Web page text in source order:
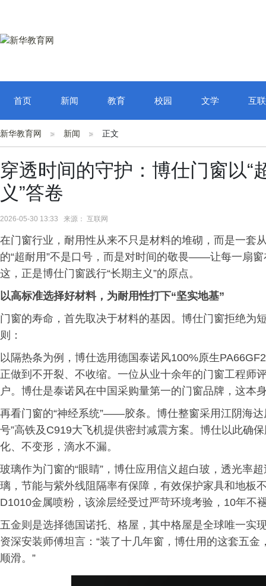
首页 新闻 教育 校园 文学 互
新华教育网 新闻 正文
穿透时间的守护：博仕门窗以“
义”答卷
2026-05-30 13:33 来源： 互联网
在门窗行业，耐用性从来不只是材料的堆砌，而是一套
的“超耐用”不是口号，而是对时间的敬畏——让每一扇
这，正是博仕门窗践行“长期主义”的原点。
以高标准选择好材料， 为耐用性打下“坚实地基”
门窗的寿命，首先取决于材料的基因。博仕门窗拒绝为
则：
以隔热条为例，博仕选用德国泰诺风100%原生
正做到不开裂、不收缩。一位从业十余年的门窗工程师
户。博仕是泰诺风在中国采购量第一的门窗品牌，这本
再看门窗的“神经系统”——胶条。博仕整窗采用江阴海达
号”高铁及C919大飞机提供密封减震方案。博仕以此确
化、不变形，滴水不漏。
玻璃作为门窗的“眼睛”，博仕应用信义超白玻，透光率
璃，节能与紫外线阻隔率有保障，有效保护家具和地板
D1010金属喷粉，该涂层经受过严苛环境考验，10年不
五金则是选择德国诺托、格屋，其中格屋是全球唯一实
资深安装师傅坦言：“装了十几年窗，博仕用的这套五
顺滑。”